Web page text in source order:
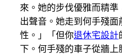
來。她的步伐優雅而精準
出聲音。她走到何手殘
性。」「但你退休宅設計
下。何手殘的車子從牆